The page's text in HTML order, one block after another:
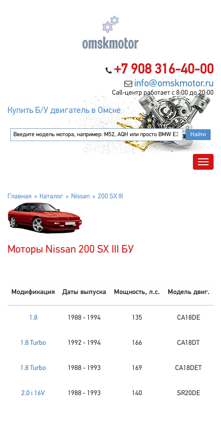
+7 908 316-40-00
info@omskmotor.ru
Call-центр работает с 8:00 до 20:00
Купить Б/У двигатель в Омске
Главная Каталог Nissan 200 SX III
Моторы Nissan 200 SX III БУ
Модификация Даты выпуска Мощность, л.с. Модель двиг.
1.8 1988 - 1994 135 CA18DE
1.8 Turbo 1992 - 1994 166 CA18DT
1.8 Turbo 1988 - 1993 169 CA18DET
2.0 i 16V 1988 - 1993 140 SR20DE